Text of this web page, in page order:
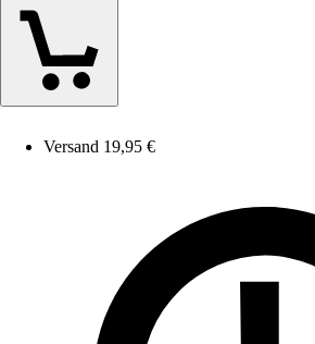
Versand 19,95 €